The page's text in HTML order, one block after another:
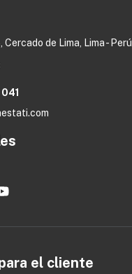
Cercado de Lima, Lima - Perú
el cliente